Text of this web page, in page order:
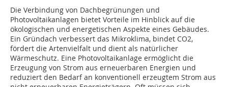
Die Verbindung von Dachbegrünungen und
Photovoltaikanlagen bietet Vorteile im Hinblick auf die
ökologischen und energetischen Aspekte eines Gebäudes.
Ein Gründach verbessert das Mikroklima, bindet CO2,
fördert die Artenvielfalt und dient als natürlicher
Wärmeschutz. Eine Photovoltaikanlage ermöglicht die
Erzeugung von Strom aus erneuerbaren Energien und
reduziert den Bedarf an konventionell erzeugtem Strom aus